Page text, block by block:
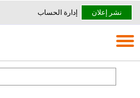
نشر إعلان إدارة الحساب